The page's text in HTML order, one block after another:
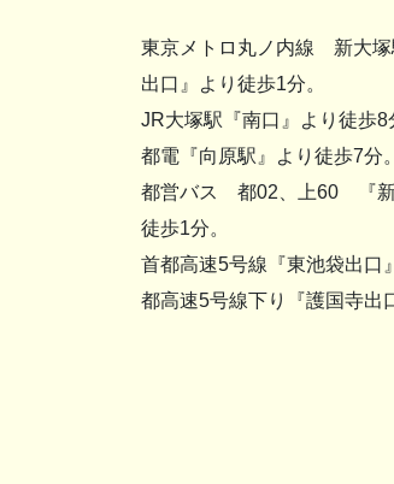
東京メトロ丸ノ内線 新大塚
出口』より徒歩1分。
JR大塚駅『南口』より徒歩8
都電『向原駅』より徒歩7分。
都営バス 都02、上60 『新
徒歩1分。
首都高速5号線『東池袋出口
都高速5号線下り『護国寺出